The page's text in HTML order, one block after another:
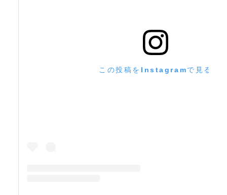
この投稿をInstagramで見る